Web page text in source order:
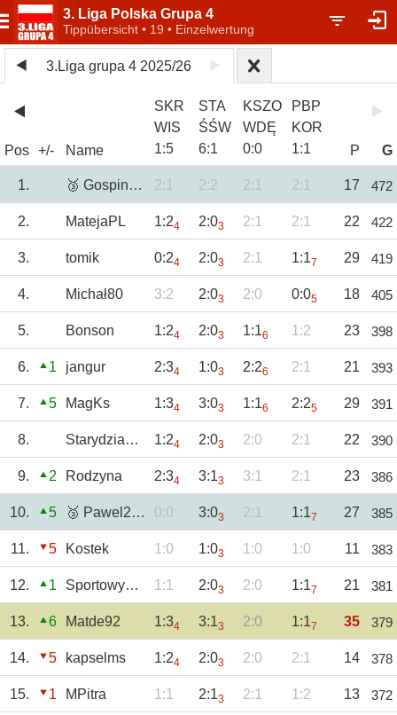
3. Liga Polska Grupa 4
Tippübersicht • 19 • Einzelwertung
3.Liga grupa 4 2025/26
Pos +/- Name
SKR
WIS
1:5
STA
ŚŚW
6:1
KSZO
WDĘ
0:0
PBP
KOR
1:1 P G
1. 🥉 GospinTBG 2:1 2:2 2:1 2:1 17 472
2. MatejaPL 1:24 2:03 2:1 2:1 22 422
3. tomik 0:24 2:03 2:1 1:17 29 419
4. Michał80 3:2 2:03 2:0 0:05 18 405
5. Bonson 1:24 2:03 1:16 1:2 23 398
6. 1 jangur 2:34 1:03 2:26 2:1 21 393
7. 5 MagKs 1:34 3:03 1:16 2:25 29 391
8. Starydziad58 1:24 2:03 2:0 2:1 22 390
9. 2 Rodzyna 2:34 3:13 3:1 2:1 23 386
10. 5 🥉 Pawel2602 0:0 3:03 2:1 1:17 27 385
11. 5 Kostek 1:0 1:03 1:0 1:0 11 383
12. 1 SportowyTBG 1:1 2:03 2:0 1:17 21 381
13. 6 Matde92 1:34 3:13 2:0 1:17 35 379
14. 5 kapselms 1:24 2:03 2:0 2:1 14 378
15. 1 MPitra 1:1 2:13 2:1 1:2 13 372